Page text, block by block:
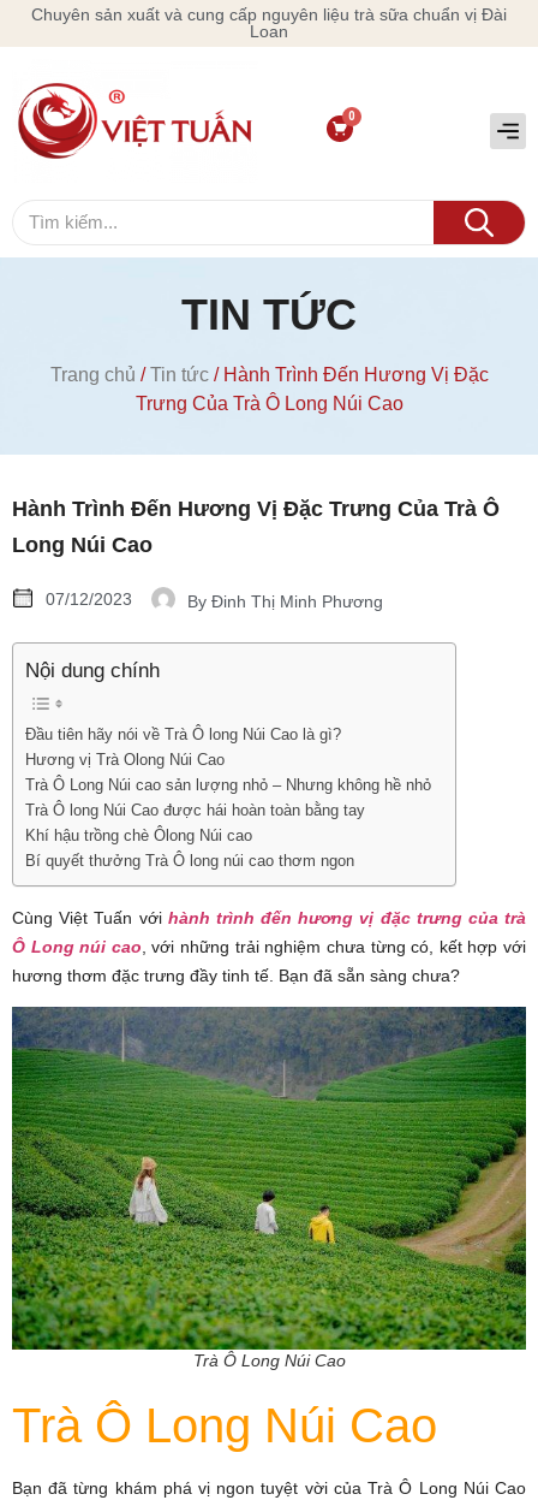
Chuyên sản xuất và cung cấp nguyên liệu trà sữa chuẩn vị Đài
Loan
TIN TỨC
Trang chủ /Tin tức/ Hành Trình Đến Hương Vị Đặc
Trưng Của Trà Ô Long Núi Cao
Hành Trình Đến Hương Vị Đặc Trưng Của Trà Ô
Long Núi Cao
07/12/2023 By Đinh Thị Minh Phương
Nội dung chính
Đầu tiên hãy nói về Trà Ô long Núi Cao là gì?
Hương vị Trà Olong Núi Cao
Trà Ô Long Núi cao sản lượng nhỏ – Nhưng không hề nhỏ
Trà Ô long Núi Cao được hái hoàn toàn bằng tay
Khí hậu trồng chè Ôlong Núi cao
Bí quyết thưởng Trà Ô long núi cao thơm ngon
Cùng Việt Tuấn với hành trình đến hương vị đặc trưng của trà
Ô Long núi cao , với những trải nghiệm chưa từng có, kết hợp với
hương thơm đặc trưng đầy tinh tế. Bạn đã sẵn sàng chưa?
Trà Ô Long Núi Cao
Trà Ô Long Núi Cao
Bạn đã từng khám phá vị ngon tuyệt vời của Trà Ô Long Núi Cao